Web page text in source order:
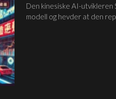
Den kinesiske AI-utvikleren
modell og hevder at den